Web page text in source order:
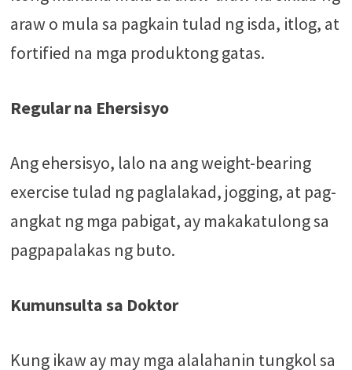
araw o mula sa pagkain tulad ng isda, itlog, at
fortified na mga produktong gatas.
Regular na Ehersisyo
Ang ehersisyo, lalo na ang weight-bearing
exercise tulad ng paglalakad, jogging, at pag-
angkat ng mga pabigat, ay makakatulong sa
pagpapalakas ng buto.
Kumunsulta sa Doktor
Kung ikaw ay may mga alalahanin tungkol sa